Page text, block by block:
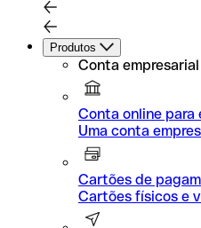
Produtos
Conta empresarial
Conta online para
Uma conta
Cartões de
Cartões físicos e